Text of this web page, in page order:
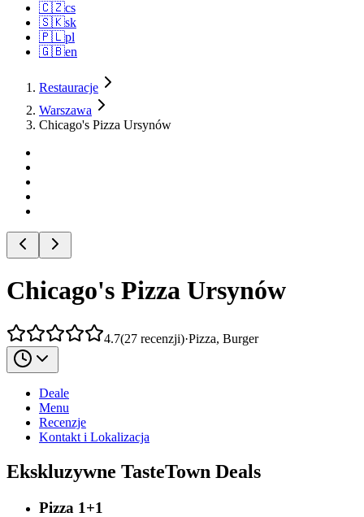
🇨🇿cs
🇸🇰sk
🇵🇱pl
🇬🇧en
Restauracje
Warszawa
Chicago's Pizza Ursynów
Chicago's Pizza Ursynów
4.7(27 recenzji)·Pizza, Burger
Deale
Menu
Recenzje
Kontakt i Lokalizacja
Ekskluzywne TasteTown Deals
Pizza 1+1